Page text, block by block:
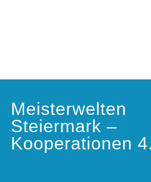
Meisterwelten
Steiermark –
Kooperationen